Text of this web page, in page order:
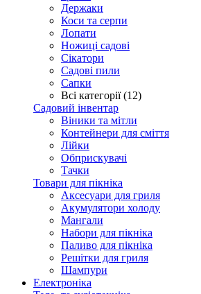
Держаки
Коси та серпи
Лопати
Ножиці садові
Сікатори
Садові пили
Сапки
Всі категорії (12)
Садовий інвентар
Віники та мітли
Контейнери для сміття
Лійки
Обприскувачі
Тачки
Товари для пікніка
Аксесуари для гриля
Акумулятори холоду
Мангали
Набори для пікніка
Паливо для пікніка
Решітки для гриля
Шампури
Електроніка